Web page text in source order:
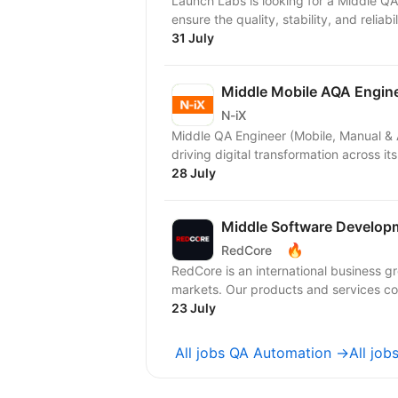
ensure the quality, stability, and
31 July
Middle Mobile AQA
N-iX
Middle QA Engineer (Mobile, Manual & Automation) Our client is a
driving digital transformation across
28 July
Middle Software
RedCore 🔥
RedCore is an international business
markets. Our products and services
23 July
All jobs QA Automation →All